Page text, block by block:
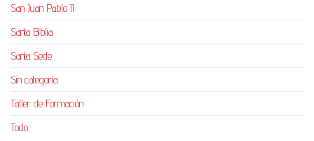
San Juan Pablo II
Santa Biblia
Santa Sede
Sin categoría
Taller de Formación
Todo